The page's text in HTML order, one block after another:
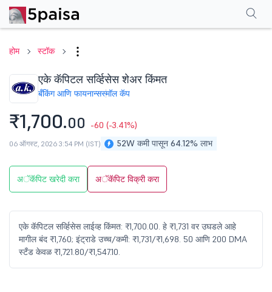
होम स्टॉक
एके कॅपिटल सर्व्हिसेस शेअर किंमत
बँकिंग आणि फायनान्सस्मॉल कॅप
₹1,700.00 -60 (-3.41%)
52W कमी पासून 64.12% लाभ
06 ऑगस्ट, 2026 3:54 PM (IST)
अॅकॅपिट खरेदी करा अॅकॅपिट विक्री करा
एके कॅपिटल सर्व्हिसेस लाईव्ह किंमत: ₹1,700.00. हे ₹1,731 वर उघडले आहे
मागील बंद ₹1,760; इंट्राडे उच्च/कमी: ₹1,731/₹1,698. 50 आणि 200 DMA
स्टँड केवळ ₹1,721.80/₹1,547.10.
परफॉर्मन्सफायनान्शियल्स एफएक्यू